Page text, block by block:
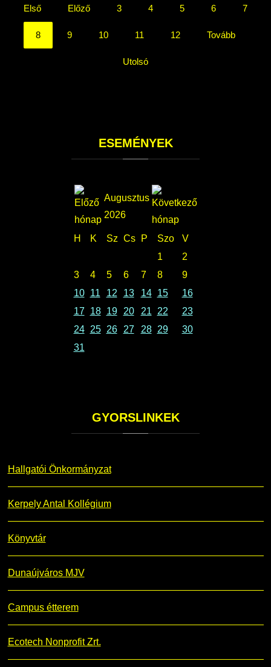
Első Előző 3 4 5 6 7
8 9 10 11 12 Tovább
Utolsó
ESEMÉNYEK
Augusztus
2026
H K Sz Cs P Szo
V
1
2
3
4 5 6 7 8
9
10
11 12 13 14 15
16
17
18 19 20 21 22
23
24
25 26 27 28 29
30
31
GYORSLINKEK
Hallgatói Önkormányzat
Kerpely Antal Kollégium
Könyvtár
Dunaújváros MJV
Campus étterem
Ecotech Nonprofit Zrt.